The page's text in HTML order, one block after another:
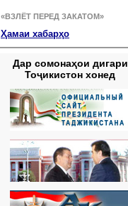
«ВЗЛЁТ ПЕРЕД ЗАКАТОМ»
Ҳамаи хабарҳо
Дар сомонаҳои дигари
Тоҷикистон хонед